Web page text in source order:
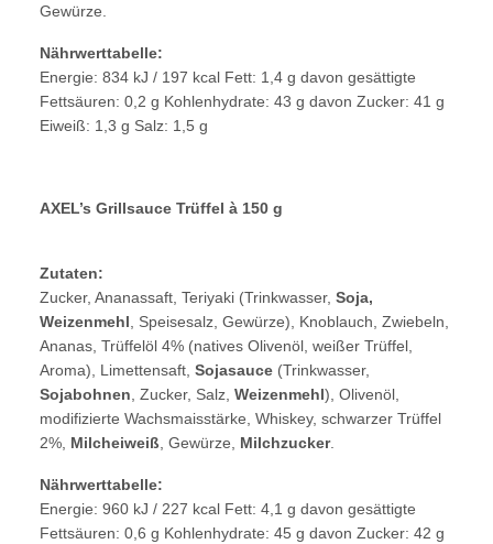
Gewürze.
Nährwerttabelle:
Energie: 834 kJ / 197 kcal Fett: 1,4 g davon gesättigte
Fettsäuren: 0,2 g Kohlenhydrate: 43 g davon Zucker: 41 g
Eiweiß: 1,3 g Salz: 1,5 g
AXEL’s Grillsauce Trüffel à 150 g
Zutaten:
Zucker, Ananassaft, Teriyaki (Trinkwasser, Soja,
Weizenmehl, Speisesalz, Gewürze), Knoblauch, Zwiebeln,
Ananas, Trüffelöl 4% (natives Olivenöl, weißer Trüffel,
Aroma), Limettensaft, Sojasauce (Trinkwasser,
Sojabohnen, Zucker, Salz, Weizenmehl), Olivenöl,
modifizierte Wachsmaisstärke, Whiskey, schwarzer Trüffel
2%, Milcheiweiß, Gewürze, Milchzucker.
Nährwerttabelle:
Energie: 960 kJ / 227 kcal Fett: 4,1 g davon gesättigte
Fettsäuren: 0,6 g Kohlenhydrate: 45 g davon Zucker: 42 g